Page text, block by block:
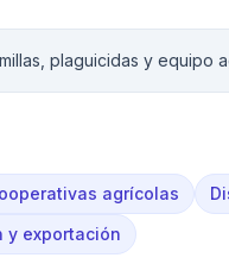
plaguicidas y equipo
agrícolas
y exportación